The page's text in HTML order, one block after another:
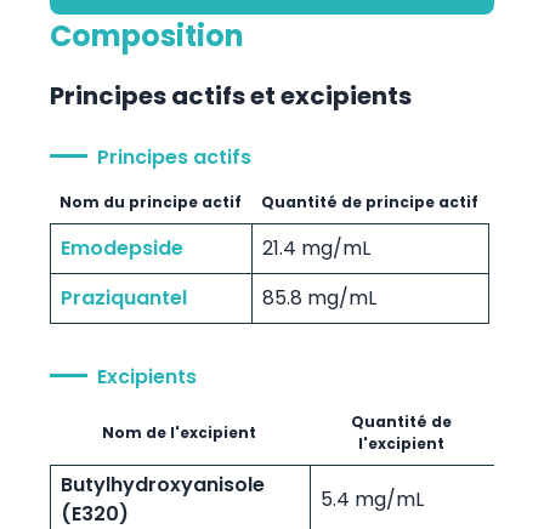
Composition
Principes actifs et excipients
Principes actifs
Nom du principe actif Quantité de principe actif
Emodepside
21.4 mg/mL
Praziquantel
85.8 mg/mL
Excipients
Nom de l'excipient
Quantité de
l'excipient
Butylhydroxyanisole
(E320)
5.4 mg/mL